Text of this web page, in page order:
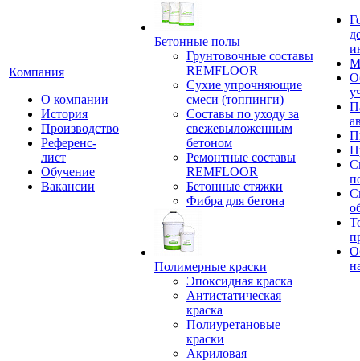
Компания
О компании
История
Производство
Референс-
лист
Обучение
Вакансии
Бетонные полы
Грунтовочные составы
REMFLOOR
Сухие упрочняющие
смеси (топпинги)
Составы по уходу за
свежевыложенным
бетоном
Ремонтные составы
REMFLOOR
Бетонные стяжки
Фибра для бетона
Полимерные краски
Эпоксидная краска
Антистатическая
краска
Полиуретановые
краски
Акриловая